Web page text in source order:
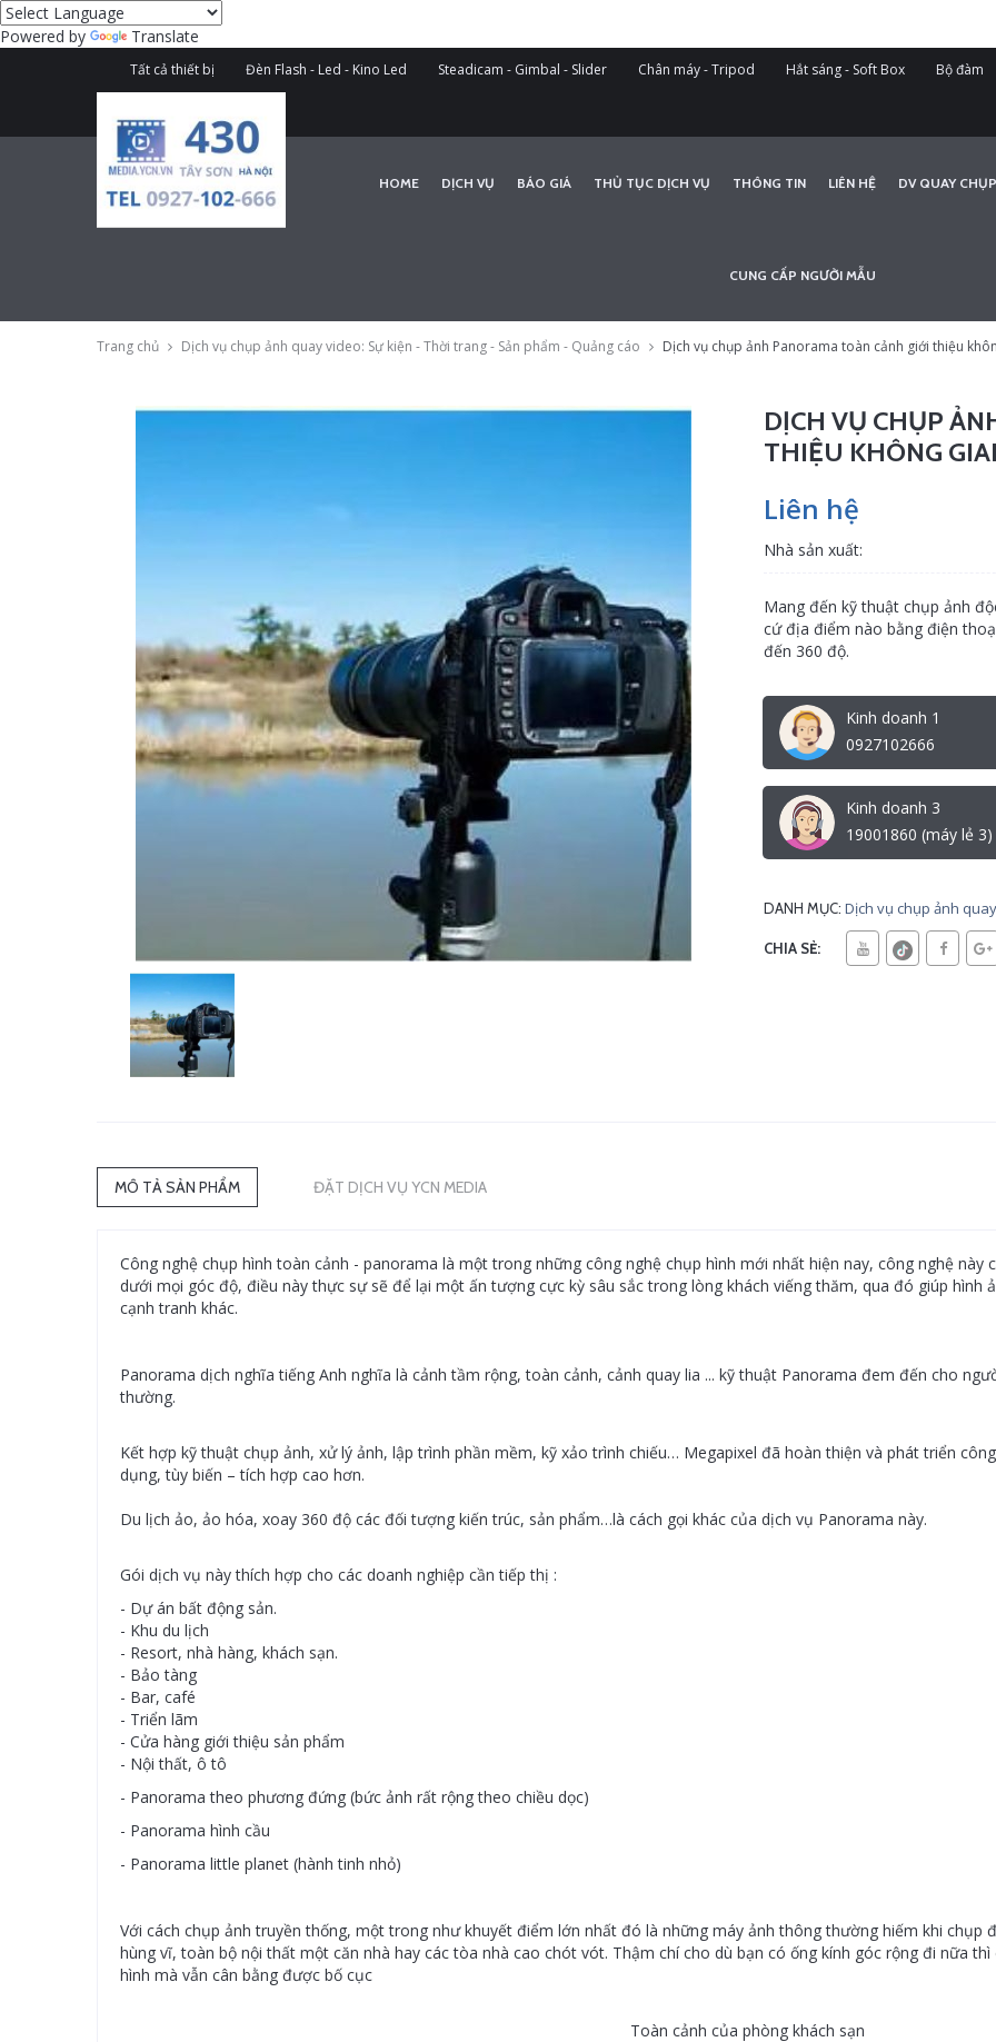
Powered by Translate
Tất cả thiết bị Đèn Flash - Led - Kino Led Steadicam - Gimbal - Slider Chân máy - Tripod Hắt sáng - Soft Box Bộ đàm
HOME DỊCH VỤ BÁO GIÁ THỦ TỤC DỊCH VỤ THÔNG TIN LIÊN HỆ DV QUAY
CUNG CẤP NGƯỜI MẪU
Trang chủ Dịch vụ chụp ảnh quay video: Sự kiện - Thời trang - Sản phẩm - Quảng cáo Dịch vụ chụp ảnh Panorama toàn cảnh giới thiệu
DỊCH VỤ CHỤP
THIỆU KHÔNG
Liên hệ
Nhà sản xuất:
Mang đến kỹ thuật chụp ảnh
cứ địa điểm nào bằng điện
đến 360 độ.
Kinh doanh 1
0927102666
Kinh doanh 3
19001860 (máy lẻ 3)
DANH MỤC: Dịch vụ chụp ảnh
CHIA SẺ:
MÔ TẢ SẢN PHẨM ĐẶT DỊCH VỤ YCN MEDIA
Công nghệ chụp hình toàn cảnh - panorama là một trong những công nghệ chụp hình mới nhất hiện nay, công nghệ
dưới mọi góc độ, điều này thực sự sẽ để lại một ấn tượng cực kỳ sâu sắc trong lòng khách viếng thăm, qua đó giúp hình
cạnh tranh khác.
Panorama dịch nghĩa tiếng Anh nghĩa là cảnh tầm rộng, toàn cảnh, cảnh quay lia ... kỹ thuật Panorama đem đến cho
thường.
Kết hợp kỹ thuật chụp ảnh, xử lý ảnh, lập trình phần mềm, kỹ xảo trình chiếu… Megapixel đã hoàn thiện và phát triển
dụng, tùy biến – tích hợp cao hơn.
Du lịch ảo, ảo hóa, xoay 360 độ các đối tượng kiến trúc, sản phẩm…là cách gọi khác của dịch vụ Panorama này.
Gói dịch vụ này thích hợp cho các doanh nghiệp cần tiếp thị :
- Dự án bất động sản.
- Khu du lịch
- Resort, nhà hàng, khách sạn.
- Bảo tàng
- Bar, café
- Triển lãm
- Cửa hàng giới thiệu sản phẩm
- Nội thất, ô tô
- Panorama theo phương đứng (bức ảnh rất rộng theo chiều dọc)
- Panorama hình cầu
- Panorama little planet (hành tinh nhỏ)
Với cách chụp ảnh truyền thống, một trong như khuyết điểm lớn nhất đó là những máy ảnh thông thường hiếm khi chụp
hùng vĩ, toàn bộ nội thất một căn nhà hay các tòa nhà cao chót vót. Thậm chí cho dù bạn có ống kính góc rộng đi nữa
hình mà vẫn cân bằng được bố cục
Toàn cảnh của phòng khách sạn